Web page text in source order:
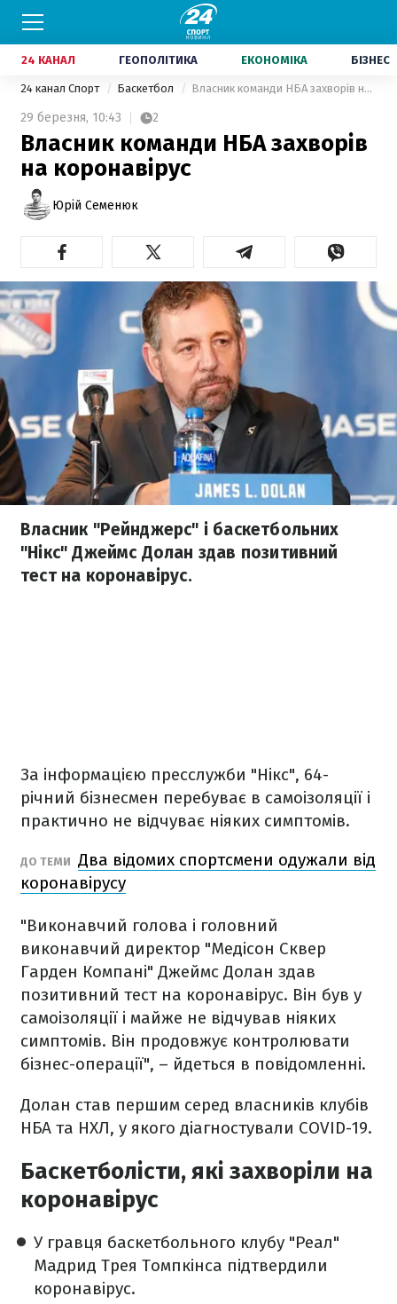
24 КАНАЛ ГЕОПОЛІТИКА ЕКОНОМІКА БІЗНЕС
24 канал Спорт Баскетбол Власник команди НБА захворів на коронавірус
29 березня, 10:43 2
Власник команди НБА захворів
на коронавірус
Юрій Семенюк
Власник "Рейнджерс" і баскетбольних
"Нікс" Джеймс Долан здав позитивний
тест на коронавірус.
За інформацією пресслужби "Нікс", 64-
річний бізнесмен перебуває в самоізоляції і
практично не відчуває ніяких симптомів.
ДО ТЕМИ Два відомих спортсмени одужали від
коронавірусу
"Виконавчий голова і головний
виконавчий директор "Медісон Сквер
Гарден Компані" Джеймс Долан здав
позитивний тест на коронавірус. Він був у
самоізоляції і майже не відчував ніяких
симптомів. Він продовжує контролювати
бізнес-операції", – йдеться в повідомленні.
Долан став першим серед власників клубів
НБА та НХЛ, у якого діагностували COVID-19.
Баскетболісти, які захворіли на
коронавірус
У гравця баскетбольного клубу "Реал"
Мадрид Трея Томпкінса підтвердили
коронавірус.